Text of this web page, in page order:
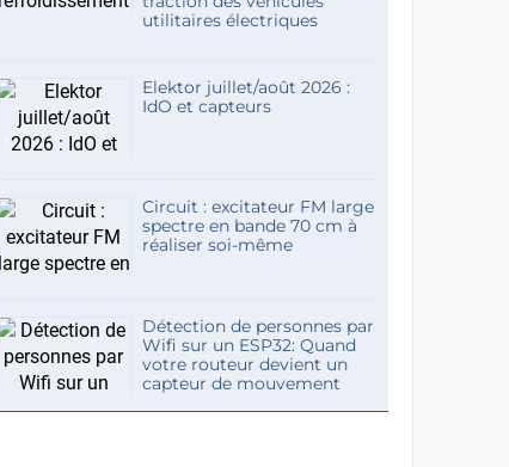
utilitaires électriques
Elektor juillet/août 2026 :
IdO et capteurs
Circuit : excitateur FM large
spectre en bande 70 cm à
réaliser soi-même
Détection de personnes par
Wifi sur un ESP32: Quand
votre routeur devient un
capteur de mouvement